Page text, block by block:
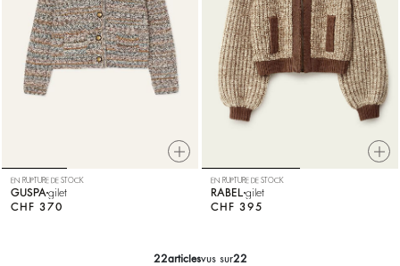
EN RUPTURE DE STOCK
GUSPAgilet
CHF 370
EN RUPTURE DE STOCK
RABEL gilet
CHF 395
22articlesvus sur22